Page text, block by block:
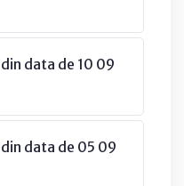
data de 10 09
data de 05 09